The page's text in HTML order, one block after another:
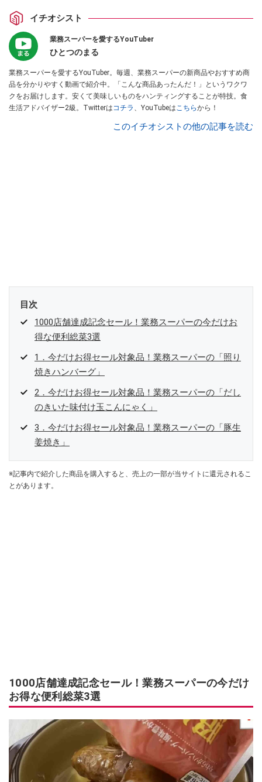
イチオシスト
業務スーパーを愛するYouTuber
ひとつのまる
業務スーパーを愛するYouTuber。毎週、業務スーパーの新商品やおすすめ商
品を分かりやすく動画で紹介中。「こんな商品あったんだ！」というワクワ
クをお届けします。安くて美味しいものをハンティングすることが特技。食
生活アドバイザー2級。Twitterはコチラ 、YouTubeはこちらから！
このイチオシストの他の記事を読む
目次
1000店舗達成記念セール！業務スーパーの今だけお
得な便利総菜3選
1．今だけお得セール対象品！業務スーパーの「照り
焼きハンバーグ」
2．今だけお得セール対象品！業務スーパーの「だし
のきいた味付け玉こんにゃく」
3．今だけお得セール対象品！業務スーパーの「豚生
姜焼き」
※記事内で紹介した商品を購入すると、売上の一部が当サイトに還元されるこ
とがあります。
1000店舗達成記念セール！業務スーパーの今だけ
お得な便利総菜3選